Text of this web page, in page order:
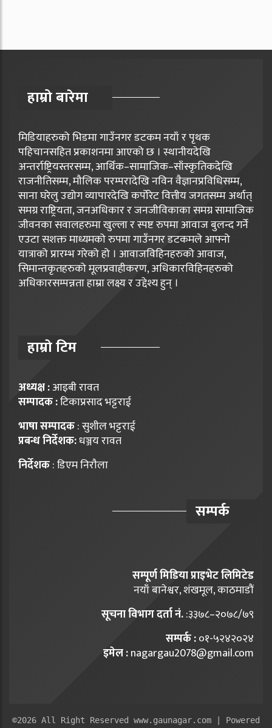
हाम्रो बारेमा
मिडियाहरुको भिडमा गाउँनगर डटकम नयाँ र पृथक
पहिचानसहित प्रकाशनमा आएको छ । स्थानीयदेखि
अन्तर्राष्ट्रियस्तरसम्म, आर्थिक–सामाजिक–साँस्कृतिकदेखि
राजनीतिसम्म, मौलिक परम्परादेखि नविन वैज्ञानप्रविधिसम्म,
साना घरेलु उद्योग व्यापारदेखि कर्पोरेट वित्तीय जगतसम्म अर्थात्
समग्र राष्ट्रियता, जनअधिकार र जनजीविकाका समग्र सामाजिक
जीवनका सवालहरुमा खुल्ला र स्पष्ट रुपमा आवाज बुलन्द गर्ने
एउटा सशक्त माध्यमको रुपमा गाउँनगर डटकमले आफ्नो
यात्राको प्रारम्भ गरेको हो । आवाजविहिनहरुको आवाज,
सिमान्तकृतहरुको मूलप्रवाहीकरण, अधिकारविहिनहरुको
अधिकारसम्पन्नता हाम्रा लक्ष्य र उद्देश्य हुन् ।
हाम्राे टिम
अध्यक्ष :आइबी रावत
सम्पादक :टिकाप्रसाद भट्टराई
भाषा सम्पादक: सुशील भट्टराई
प्रबन्ध निर्देशक:धञ्जय रावत
निर्देशक: डिएम निराैला
सम्पर्क
सम्पूर्ण मिडिया प्राइभेट लिमिटेड
नयाँ बानेश्वर, शंखमूल, काठमाडौं
सूचना विभाग दर्ता नं.:३३७८–२०७८/७९
सम्पर्क :०१-५२४२०२४
इमेल :nagargau2078@gmail.com
©2026 All Right Reserved www.gaunagar.com | Powered